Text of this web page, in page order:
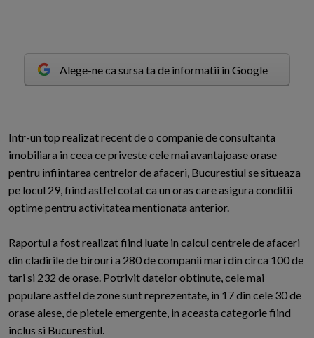
Alege-ne ca sursa ta de informatii in Google
Intr-un top realizat recent de o companie de consultanta
imobiliara in ceea ce priveste cele mai avantajoase orase
pentru infiintarea centrelor de afaceri, Bucurestiul se situeaza
pe locul 29, fiind astfel cotat ca un oras care asigura conditii
optime pentru activitatea mentionata anterior.
Raportul a fost realizat fiind luate in calcul centrele de afaceri
din cladirile de birouri a 280 de companii mari din circa 100 de
tari si 232 de orase. Potrivit datelor obtinute, cele mai
populare astfel de zone sunt reprezentate, in 17 din cele 30 de
orase alese, de pietele emergente, in aceasta categorie fiind
inclus si Bucurestiul.